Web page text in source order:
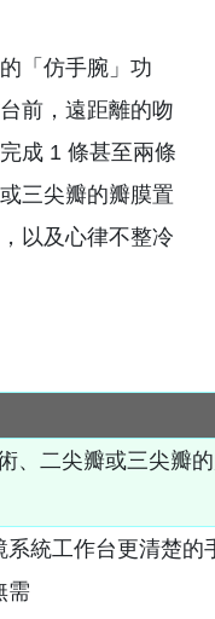
「仿手腕」功
前，遠距離的吻
成 1 條甚至兩條
三尖瓣的瓣膜置
以及心律不整冷
、二尖瓣或三尖瓣
系統工作台更清楚
需